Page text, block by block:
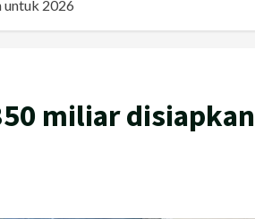
untuk 2026
miliar disiapkan